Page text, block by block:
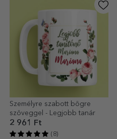
Személyre szabott bögre
szöveggel - Legjobb tanár
2 961 Ft
(8)